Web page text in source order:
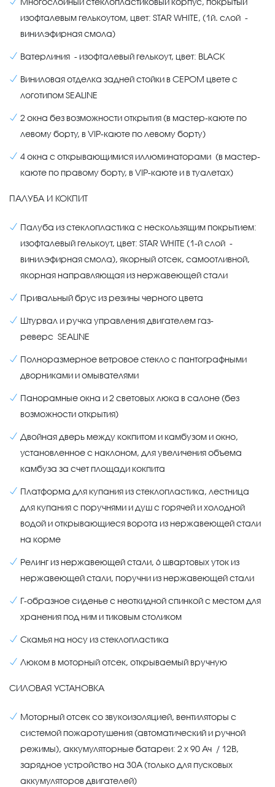
изофталевым гелькоутом, цвет: STAR WHITE, (1й. слой -
винилэфирная смола)
Ватерлиния - изофталевый гелькоут, цвет: BLACK
Виниловая отделка задней стойки в СЕРОМ цвете с
логотипом SEALINE
2 окна без возможности открытия (в мастер-каюте по
левому борту, в VIP-каюте по левому борту)
4 окна с открывающимися иллюминаторами (в мастер-
каюте по правому борту, в VIP-каюте и в туалетах)
ПАЛУБА И КОКПИТ
Палуба из стеклопластика с нескользящим покрытием:
изофталевый гелькоут, цвет: STAR WHITE (1-й слой -
винилэфирная смола), якорный отсек, самоотливной,
якорная направляющая из нержавеющей стали
Привальный брус из резины черного цвета
Штурвал и ручка управления двигателем газ-
реверс SEALINE
Полноразмерное ветровое стекло с пантографными
дворниками и омывателями
Панорамные окна и 2 световых люка в салоне (без
возможности открытия)
Двойная дверь между кокпитом и камбузом и окно,
установленное с наклоном, для увеличения объема
камбуза за счет площади кокпита
Платформа для купания из стеклопластика, лестница
для купания с поручнями и душ с горячей и холодной
водой и открывающиеся ворота из нержавеющей стали
на корме
Релинг из нержавеющей стали, 6 швартовых уток из
нержавеющей стали, поручни из нержавеющей стали
Г-образное сиденье с неоткидной спинкой с местом для
хранения под ним и тиковым столиком
Скамья на носу из стеклопластика
Люком в моторный отсек, открываемый вручную
СИЛОВАЯ УСТАНОВКА
Моторный отсек со звукоизоляцией, вентиляторы с
системой пожаротушения (автоматический и ручной
режимы), аккумуляторные батареи: 2 x 90 Ач / 12В,
зарядное устройство на 30A (только для пусковых
аккумуляторов двигателей)